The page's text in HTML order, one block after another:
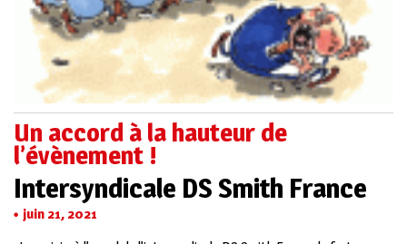
Un accord à la hauteur de
l’évènement !
Intersyndicale DS Smith France
juin 21, 2021